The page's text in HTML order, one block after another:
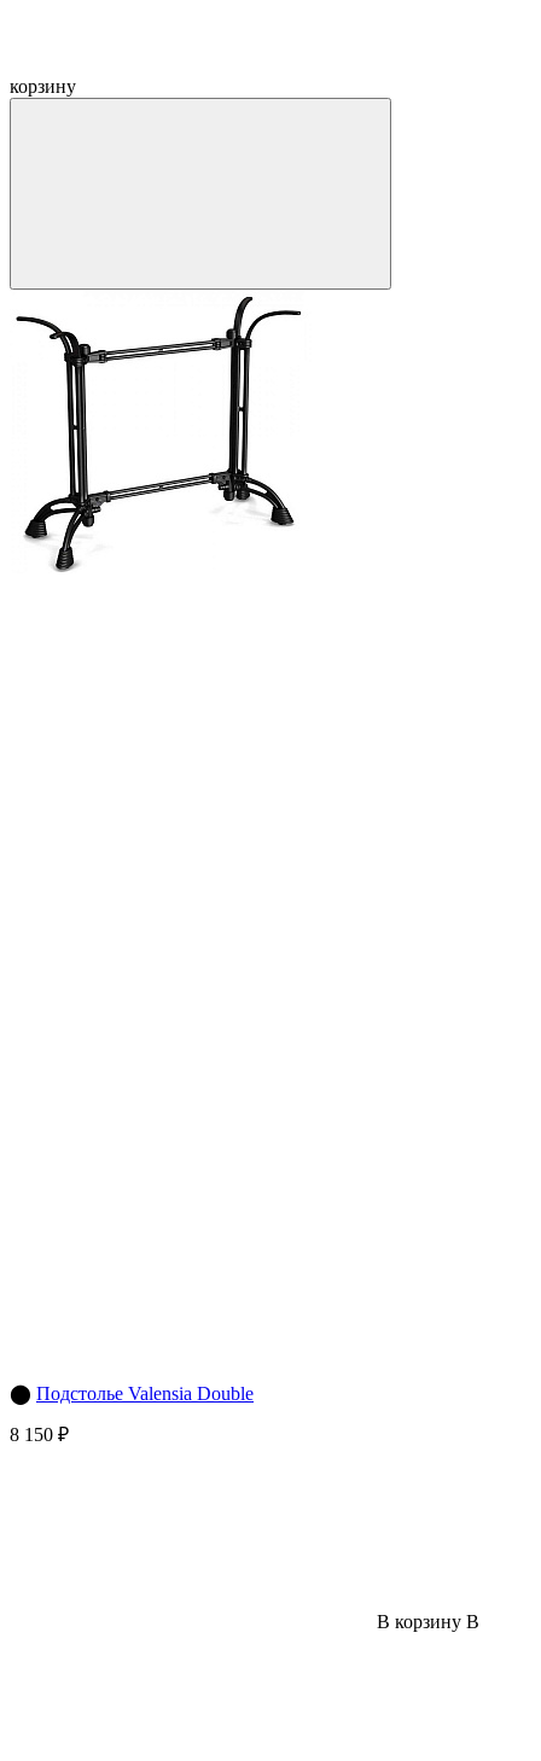
корзину
⬤ Подстолье Valensia Double
8 150 ₽
В корзину В